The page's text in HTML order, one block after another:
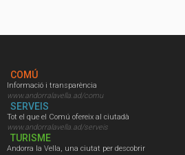
COMÚ
Informació i transparència
www.andorralavella.ad/comu
SERVEIS
Tot el que el Comú ofereix al ciutadà
www.andorralavella.ad/serveis
TURISME
Andorra la Vella, una ciutat per descobrir